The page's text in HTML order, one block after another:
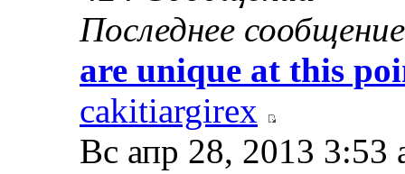
Последнее сообщение
are unique at this
cakitiargirex
Вс апр 28, 2013 3:53